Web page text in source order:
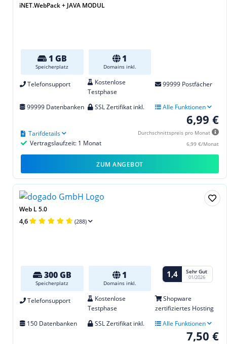
iNET.WebPack + JAVA MODUL
1 GB
Speicherplatz
1
Domains inkl.
Telefonsupport
Kostenlose
Testphase
99999 Postfächer
99999 Datenbanken SSL Zertifikat inkl. Alle Funktionen
6,99 €
Durchschnittspreis pro Monat
6,99 €/Monat
Vertragslaufzeit: 1 Monat
Tarifdetails
ZUM ANGEBOT
Web L 5.0
4,6 (288)
300 GB
Speicherplatz
1
Domains inkl.
1,4 Sehr Gut
01/2026
Telefonsupport
Kostenlose
Testphase
Shopware
zertifiziertes Hosting
150 Datenbanken
SSL Zertifikat inkl. Alle Funktionen
7,50 €